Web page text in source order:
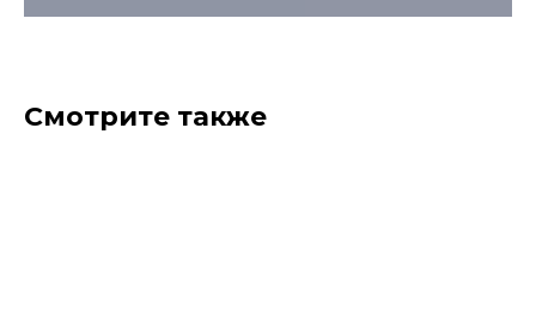
Смотрите также